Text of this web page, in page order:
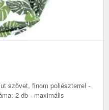
szövet, finom poliészterrel -
2 db - maximális